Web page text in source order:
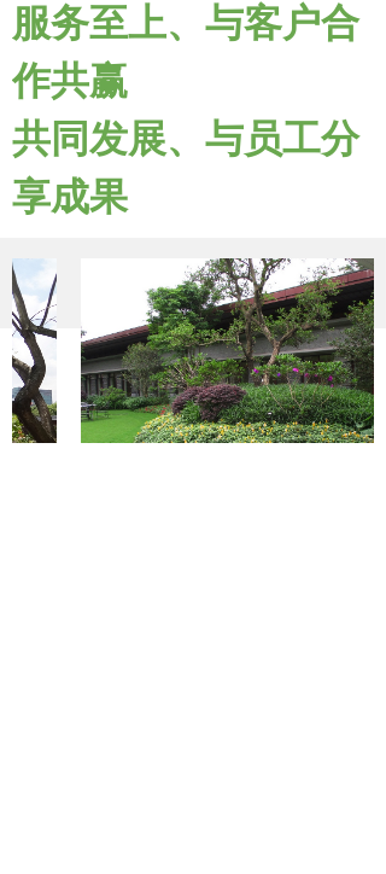
服务至上、与客户合
作共赢
共同发展、与员工分
享成果